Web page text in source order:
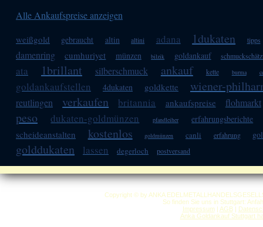
Alle Ankaufspreise anzeigen
weißgold gebraucht altin altini adana 1dukaten tipps
damenring cumhuriyet münzen bilzik goldankauf
ata 1brillant silberschmuck ankauf kette burma
goldankaufstellen 4dukaten goldkette wiener-
reutlingen verkaufen britannia ankaufspreise flohmarkt
peso dukaten-goldmünzen pfandleiher erfahrungsberichte
scheideanstalten kostenlos goldmünzen canli erfahrung
golddukaten lassen degerloch postversand
Copyright © by ANKA
So finden Sie uns in Stuttgart:
Impressum| AGB|
Anka Goldankauf Stuttgart